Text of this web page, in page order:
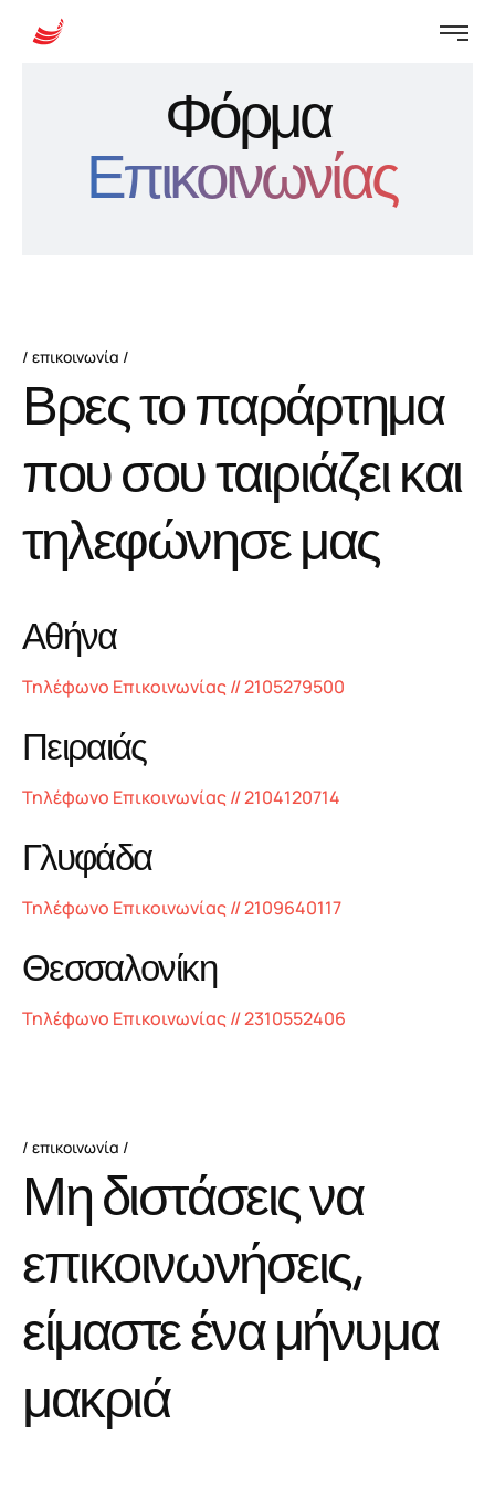
Φόρμα
Επικοινωνίας
επικοινωνία
Βρεςτοπαράρτημα
πουσουταιριάζεικαι
τηλεφώνησεμας
Αθήνα
Τηλέφωνο Επικοινωνίας // 2105279500
Πειραιάς
Τηλέφωνο Επικοινωνίας // 2104120714
Γλυφάδα
Τηλέφωνο Επικοινωνίας // 2109640117
Θεσσαλονίκη
Τηλέφωνο Επικοινωνίας // 2310552406
επικοινωνία
Μηδιστάσειςνα
επικοινωνήσεις,
είμαστεέναμήνυμα
μακριά